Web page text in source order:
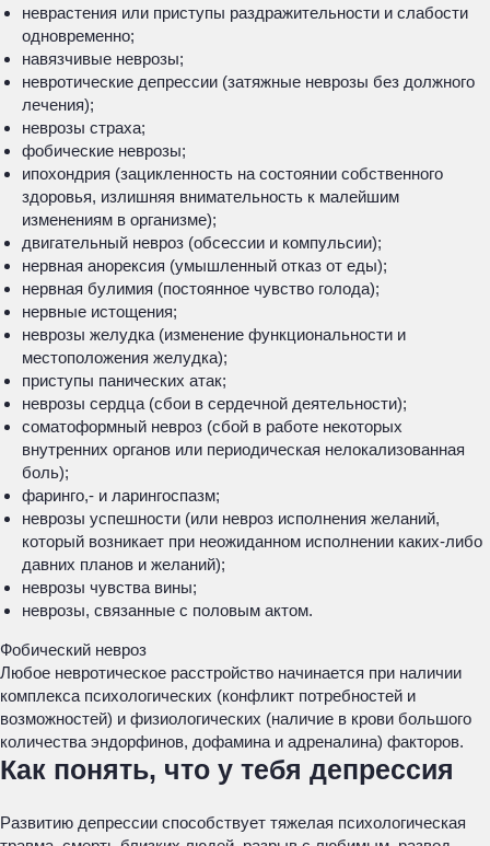
неврастения или приступы раздражительности и слабости
одновременно;
навязчивые неврозы;
невротические депрессии (затяжные неврозы без должного
лечения);
неврозы страха;
фобические неврозы;
ипохондрия (зацикленность на состоянии собственного
здоровья, излишняя внимательность к малейшим
изменениям в организме);
двигательный невроз (обсессии и компульсии);
нервная анорексия (умышленный отказ от еды);
нервная булимия (постоянное чувство голода);
нервные истощения;
неврозы желудка (изменение функциональности и
местоположения желудка);
приступы панических атак;
неврозы сердца (сбои в сердечной деятельности);
соматоформный невроз (сбой в работе некоторых
внутренних органов или периодическая нелокализованная
боль);
фаринго,- и ларингоспазм;
неврозы успешности (или невроз исполнения желаний,
который возникает при неожиданном исполнении каких-либо
давних планов и желаний);
неврозы чувства вины;
неврозы, связанные с половым актом.
Фобический невроз
Любое невротическое расстройство начинается при наличии
комплекса психологических (конфликт потребностей и
возможностей) и физиологических (наличие в крови большого
количества эндорфинов, дофамина и адреналина) факторов.
Как понять, что у тебя депрессия
Развитию депрессии способствует тяжелая психологическая